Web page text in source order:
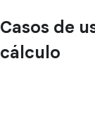
Casos de
cálculo